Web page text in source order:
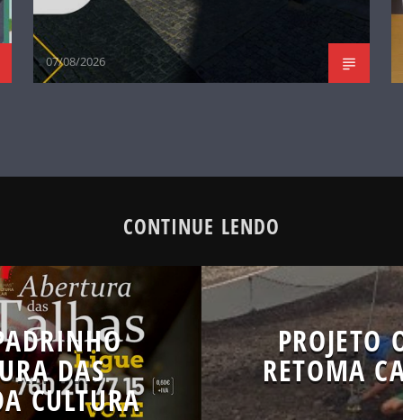
07/08/2026
CONTINUE LENDO
DAS
CULTURA
PROJETO
RETOMA